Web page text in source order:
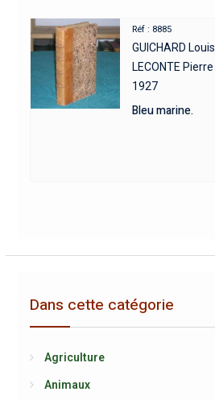
Réf : 8885
GUICHARD Louis
LECONTE Pierre
1927
Bleu marine.
Dans cette catégorie
Agriculture
Animaux